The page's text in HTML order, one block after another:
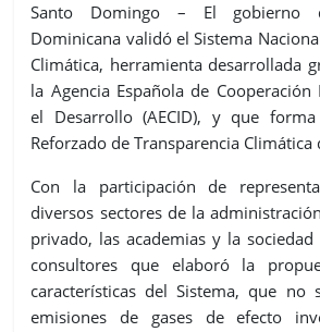
Santo Domingo – El gobierno
Dominicana validó el Sistema
Climática, herramienta desarrollada
la Agencia Española de
el Desarrollo (AECID), y que
Reforzado de Transparencia Climática
Con la participación de
diversos sectores de la
privado, las academias y la
consultores que elaboró la
características del Sistema, que no
emisiones de gases de efecto